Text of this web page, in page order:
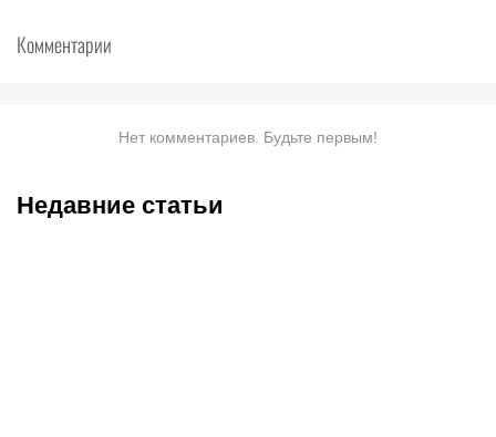
Комментарии
Нет комментариев. Будьте первым!
Недавние статьи